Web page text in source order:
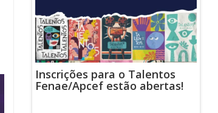
Inscrições para o Talentos
Fenae/Apcef estão abertas!